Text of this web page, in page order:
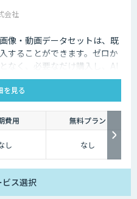
会社
像・動画データセットは、既
することができます。ゼロか
なく、必要なだけ購入し、AI
を見る
費用
無料プラン
し なし
ビス選択